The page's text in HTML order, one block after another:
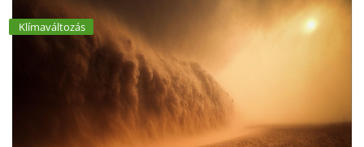
Klímaváltozás